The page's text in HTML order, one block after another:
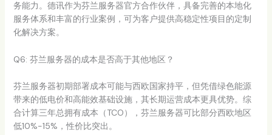
务能力。德讯作为芬兰服务器官方合作伙伴，具备完善的本地化
服务体系和丰富的行业案例，可为客户提供高稳定性项目的定制
化解决方案。
Q6: 芬兰服务器的成本是否高于其他地区？
芬兰服务器初期部署成本可能与西欧国家持平，但凭借绿色能源
带来的低电价和高能效基础设施，其长期运营成本更具优势。综
合计算三年总拥有成本（TCO），芬兰服务器可比部分西欧地区
低10%-15%，性价比突出。